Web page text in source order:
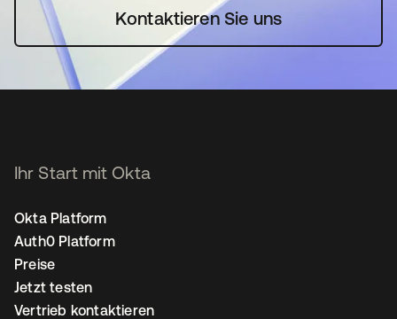
Kontaktieren Sie uns
Ihr Start mit Okta
Okta Platform
Auth0 Platform
Preise
Jetzt testen
Vertrieb kontaktieren